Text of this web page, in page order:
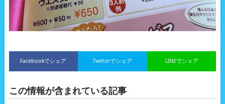
Facebookでシェア LINEでシェア
Twitterでシェア
この情報が含まれている記事